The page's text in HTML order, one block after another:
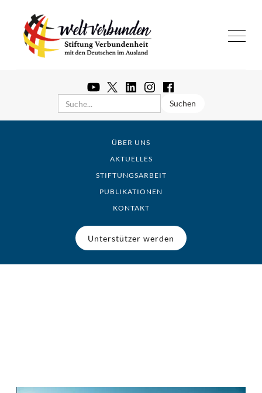
ÜBER UNS
AKTUELLES
STIFTUNGSARBEIT
PUBLIKATIONEN
KONTAKT
Unterstützer werden